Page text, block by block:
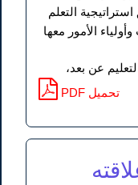
التعلم
الأمور معها
عن بعد،
PDF تحميل